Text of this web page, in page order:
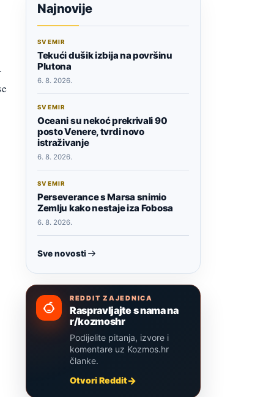
Najnovije
SVEMIR
Tekući dušik izbija na površinu
Plutona
6. 8. 2026.
SVEMIR
Oceani su nekoć prekrivali 90
posto Venere, tvrdi novo
istraživanje
6. 8. 2026.
SVEMIR
Perseverance s Marsa snimio
Zemlju kako nestaje iza Fobosa
6. 8. 2026.
Sve novosti
REDDIT ZAJEDNICA
Raspravljajte s nama na
r/kozmoshr
Podijelite pitanja, izvore i
komentare uz Kozmos.hr
članke.
Otvori Reddit